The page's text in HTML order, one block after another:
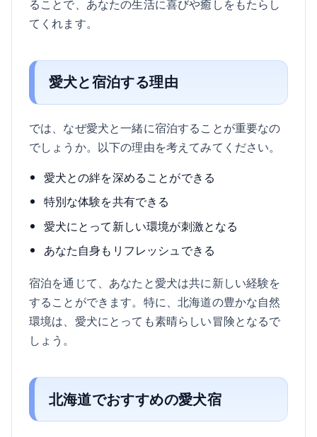
ることで、あなたの生活に喜びや癒しをもたらし
てくれます。
愛犬と宿泊する理由
では、なぜ愛犬と一緒に宿泊することが重要なの
でしょうか。以下の理由を考えてみてください。
愛犬との絆を深めることができる
特別な体験を共有できる
愛犬にとって新しい環境が刺激となる
あなた自身もリフレッシュできる
宿泊を通じて、あなたと愛犬は共に新しい経験を
することができます。特に、北海道の豊かな自然
環境は、愛犬にとっても素晴らしい冒険となるで
しょう。
北海道でおすすめの愛犬宿